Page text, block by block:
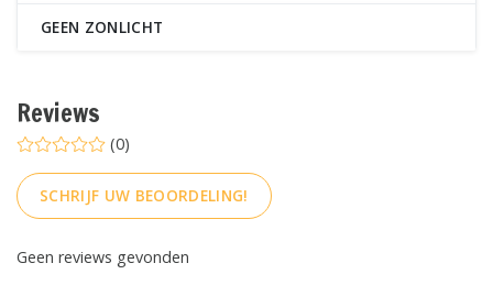
GEEN ZONLICHT
Reviews
(0)
SCHRIJF UW BEOORDELING!
Geen reviews gevonden